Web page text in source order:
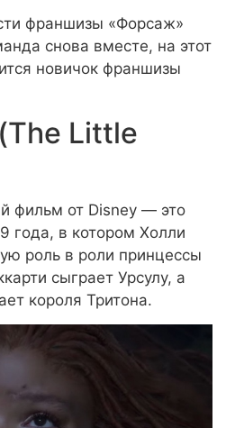
франшизы «Форсаж»
снова вместе, на этот
новичок франшизы
Little
фильм от Disney — это
года, в котором Холли
роль в роли принцессы
сыграет Урсулу, а
короля Тритона.